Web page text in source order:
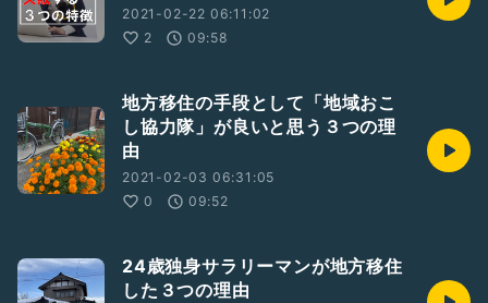
2021-02-22 06:11:02
2
09:58
地方移住の手段として「地域おこ
し協力隊」が良いと思う３つの理
由
2021-02-03 06:31:05
0
09:52
24歳独身サラリーマンが地方移住
した３つの理由